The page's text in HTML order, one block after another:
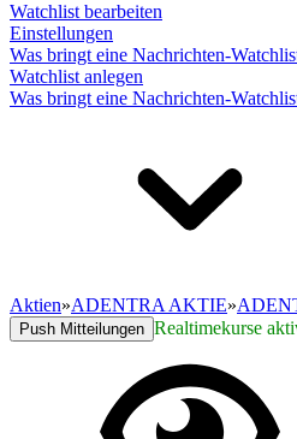
Watchlist bearbeiten
Einstellungen
Was bringt eine Nachrichten-
Watchlist anlegen
Was bringt eine Nachrichten-
Aktien»ADENTRA AKTIE»
Push Mitteilungen Realtimekurse